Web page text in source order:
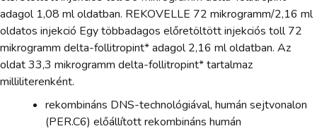
adagol 1,08 ml oldatban. REKOVELLE 72 mikrogramm/2,16 ml
oldatos injekció Egy többadagos előretöltött injekciós toll 72
mikrogramm delta-follitropint* adagol 2,16 ml oldatban. Az
oldat 33,3 mikrogramm delta-follitropint* tartalmaz
milliliterenként.
rekombináns DNS-technológiával, humán sejtvonalon
(PER.C6) előállított rekombináns humán